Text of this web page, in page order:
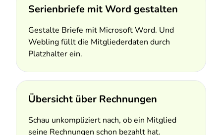
Serienbriefe mit Word gestalten
Gestalte Briefe mit Microsoft Word. Und
Webling füllt die Mitgliederdaten durch
Platzhalter ein.
Übersicht über Rechnungen
Schau unkompliziert nach, ob ein Mitglied
seine Rechnungen schon bezahlt hat.